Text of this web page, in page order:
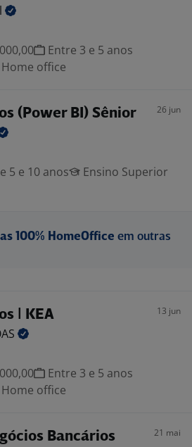
Entre 3 e 5 anos
Home office
(Power BI) Sênior 26 jun
5 e 10 anos
Ensino Superior
100% HomeOffice em outras
| KEA 13 jun
Entre 3 e 5 anos
Home office
Bancários 21 mai